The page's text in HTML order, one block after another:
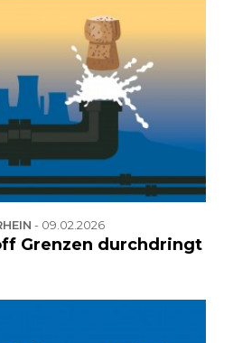
- 09.02.2026
Grenzen durchdringt